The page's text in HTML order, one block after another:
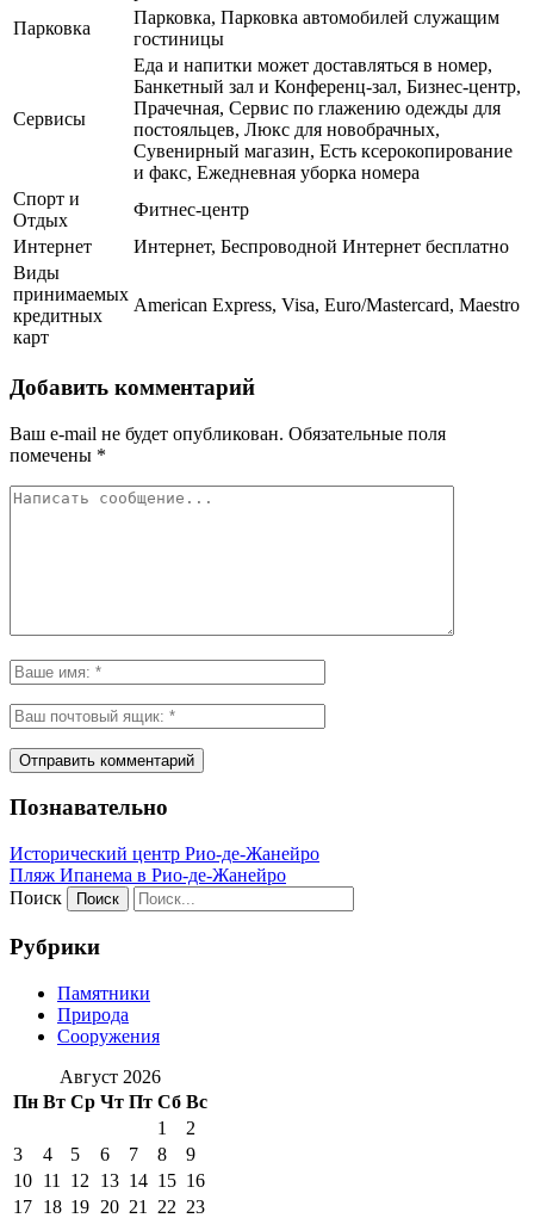
Парковка
Парковка, Парковка автомобилей служащим
гостиницы
Сервисы
Еда и напитки может доставляться в номер,
Банкетный зал и Конференц-зал, Бизнес-центр,
Прачечная, Сервис по глажению одежды для
постояльцев, Люкс для новобрачных,
Сувенирный магазин, Есть ксерокопирование
и факс, Ежедневная уборка номера
Спорт и
Отдых
Фитнес-центр
Интернет
Интернет, Беспроводной Интернет бесплатно
Виды
принимаемых
кредитных
карт
American Express, Visa, Euro/Mastercard, Maestro
Добавить комментарий
Ваш e-mail не будет опубликован. Обязательные поля
помечены *
Познавательно
Исторический центр Рио-де-Жанейро
Пляж Ипанема в Рио-де-Жанейро
Поиск
Рубрики
Памятники
Природа
Сооружения
Август 2026
Пн Вт Ср Чт Пт Сб Вс
1
2
3
4 5 6 7 8
9
10 11 12 13 14 15 16
17 18 19 20 21 22 23